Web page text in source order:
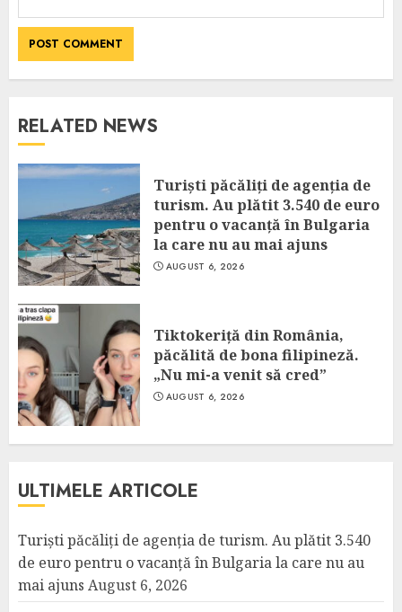
RELATED NEWS
Turiști păcăliți de agenția de
turism. Au plătit 3.540 de euro
pentru o vacanță în Bulgaria
la care nu au mai ajuns
AUGUST 6, 2026
Tiktokeriță din România,
păcălită de bona filipineză.
„Nu mi-a venit să cred”
AUGUST 6, 2026
ULTIMELE ARTICOLE
Turiști păcăliți de agenția de turism. Au plătit 3.540
de euro pentru o vacanță în Bulgaria la care nu au
mai ajuns August 6, 2026